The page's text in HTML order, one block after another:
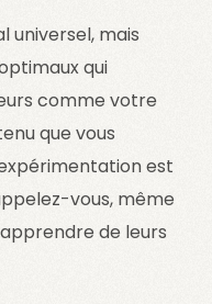
universel, mais
qui
comme votre
que vous
est
vous, même
de leurs